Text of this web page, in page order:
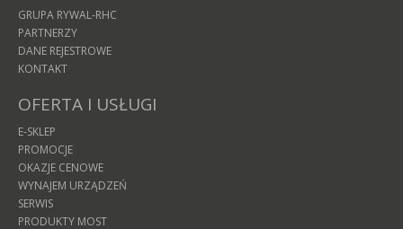
GRUPA RYWAL-RHC
PARTNERZY
DANE REJESTROWE
KONTAKT
OFERTA I USŁUGI
E-SKLEP
PROMOCJE
OKAZJE CENOWE
WYNAJEM URZĄDZEŃ
SERWIS
PRODUKTY MOST